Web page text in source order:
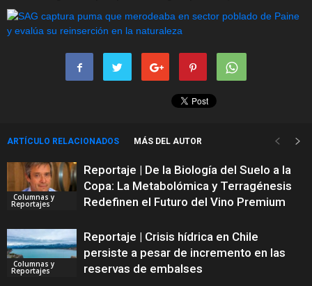
ARTÍCULO RELACIONADOS MÁS DEL AUTOR
Columnas y
Reportajes
Reportaje | De la Biología del Suelo a la
Copa: La Metabolómica y Terragénesis
Redefinen el Futuro del Vino Premium
Columnas y
Reportajes
Reportaje | Crisis hídrica en Chile
persiste a pesar de incremento en las
reservas de embalses